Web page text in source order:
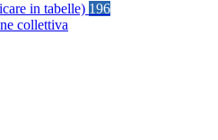
in tabelle) 196
collettiva